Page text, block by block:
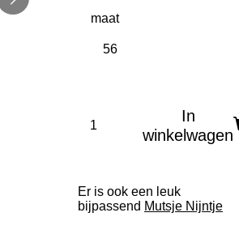
maat
In
winkelwagen
Er is ook een leuk
bijpassend Mutsje Nijntje